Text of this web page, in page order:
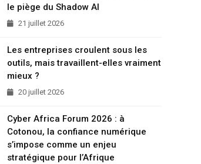
le piège du Shadow AI
21 juillet 2026
Les entreprises croulent sous les
outils, mais travaillent-elles vraiment
mieux ?
20 juillet 2026
Cyber Africa Forum 2026 : à
Cotonou, la confiance numérique
s’impose comme un enjeu
stratégique pour l’Afrique